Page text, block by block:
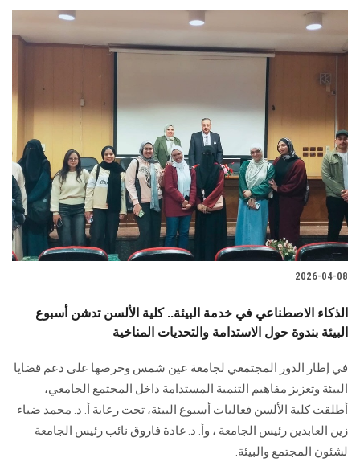
2026-04-08
الذكاء الاصطناعي في خدمة البيئة.. كلية الألسن تدشن أسبوع
البيئة بندوة حول الاستدامة والتحديات المناخية
في إطار الدور المجتمعي لجامعة عين شمس وحرصها على دعم قضايا
البيئة وتعزيز مفاهيم التنمية المستدامة داخل المجتمع الجامعي،
أطلقت كلية الألسن فعاليات أسبوع البيئة، تحت رعاية أ. د. محمد ضياء
زين العابدين رئيس الجامعة ، وأ. د. غادة فاروق نائب رئيس الجامعة
لشئون المجتمع والبيئة.